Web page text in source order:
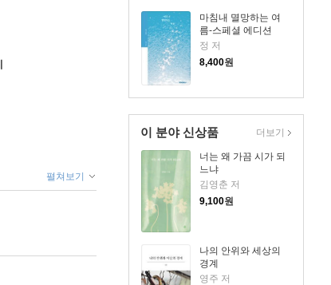
마침내 멸망하는 여
름-스페셜 에디션
정 저
8,400원
이 분야 신상품
너는 왜 가끔 시가 되
느냐
김영춘 저
9,100원
나의 안위와 세상의
경계
영주 저
더보기
펼쳐보기